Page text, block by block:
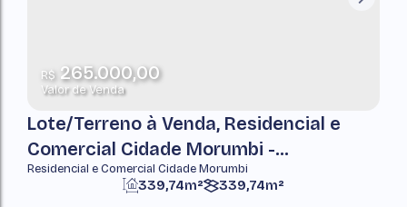
R$265.000,00
Valor de Venda
Lote/Terreno à Venda, Residencial e
Comercial Cidade Morumbi -
Pindamonhangaba
Residencial e Comercial Cidade Morumbi
339,74m² 339,74m²